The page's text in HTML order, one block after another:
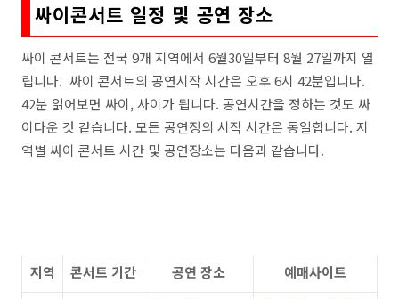
싸이콘서트 일정 및 공연 장소
싸이 콘서트는 전국 9개 지역에서 6월30일부터 8월 27일까지 열
립니다. 싸이 콘서트의 공연시작 시간은 오후 6시 42분입니다.
42분 읽어보면 싸이, 사이가 됩니다. 공연시간을 정하는 것도 싸
이다운 것 같습니다. 모든 공연장의 시작 시간은 동일합니다. 지
역별 싸이 콘서트 시간 및 공연장소는 다음과 같습니다.
지역 콘서트 기간 공연 장소 예매사이트